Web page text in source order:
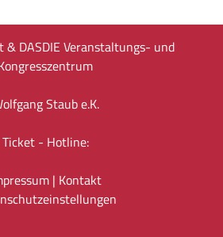
DASDIE Veranstaltungs- und
Staub e.K.
Ticket - Hotline:
| Kontakt